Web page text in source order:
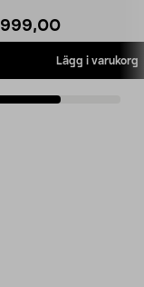
999,00
Lägg i varukorg